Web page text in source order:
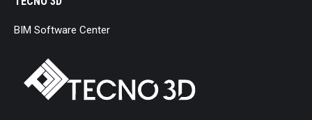
BIM Software Center